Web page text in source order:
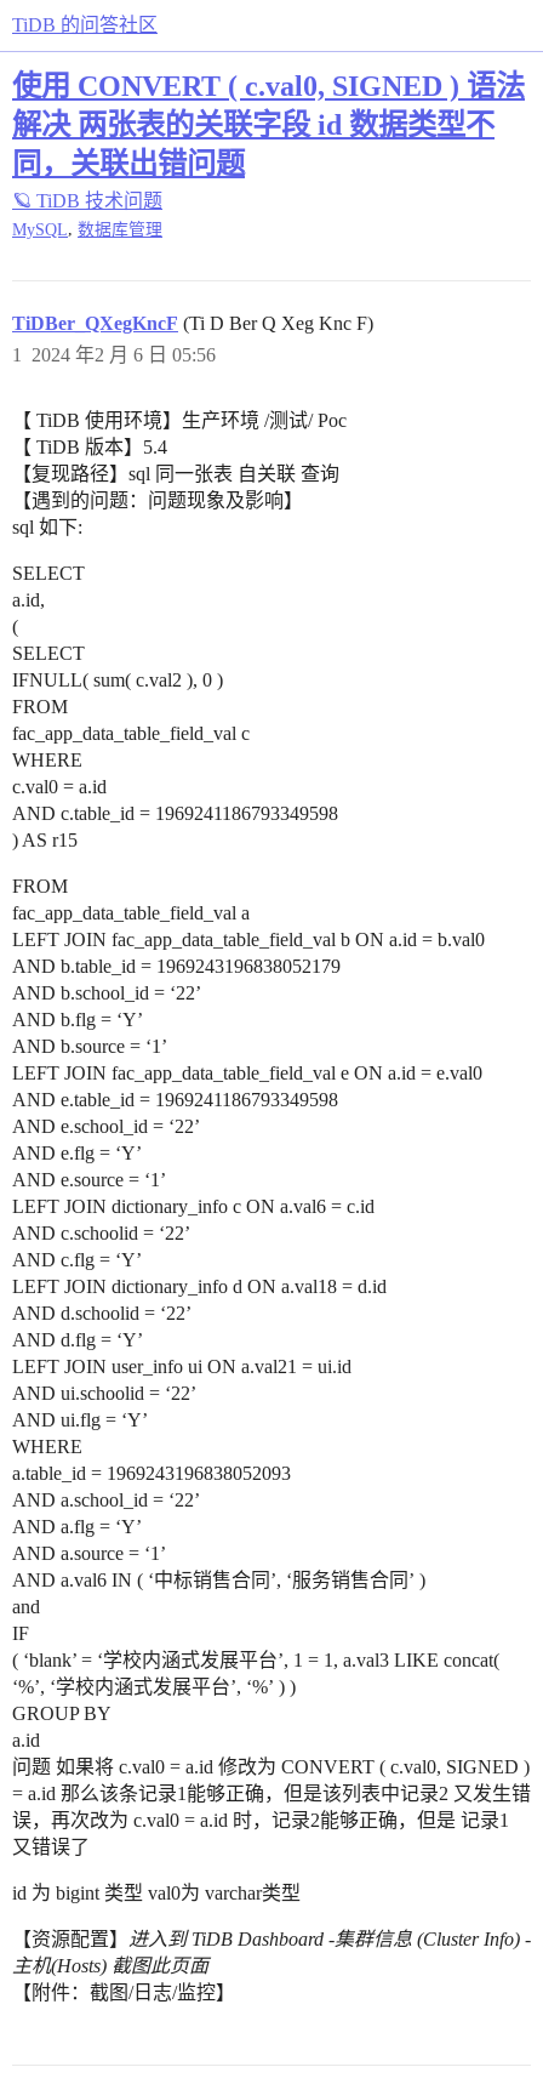
TiDB 的问答社区
使用 CONVERT ( c.val0, SIGNED ) 语法
解决 两张表的关联字段 id 数据类型不
同，关联出错问题
🪐 TiDB 技术问题
MySQL 数据库管理
TiDBer_QXegKncF (Ti D Ber Q Xeg Knc F)
2024 年2 月 6 日 05:56
1
【 TiDB 使用环境】生产环境 /测试/ Poc
【 TiDB 版本】5.4
【复现路径】sql 同一张表 自关联 查询
【遇到的问题：问题现象及影响】
sql 如下:
SELECT
a.id,
(
SELECT
IFNULL( sum( c.val2 ), 0 )
FROM
fac_app_data_table_field_val c
WHERE
c.val0 = a.id
AND c.table_id = 1969241186793349598
) AS r15
FROM
fac_app_data_table_field_val a
LEFT JOIN fac_app_data_table_field_val b ON a.id = b.val0
AND b.table_id = 1969243196838052179
AND b.school_id = ‘22’
AND b.flg = ‘Y’
AND b.source = ‘1’
LEFT JOIN fac_app_data_table_field_val e ON a.id = e.val0
AND e.table_id = 1969241186793349598
AND e.school_id = ‘22’
AND e.flg = ‘Y’
AND e.source = ‘1’
LEFT JOIN dictionary_info c ON a.val6 = c.id
AND c.schoolid = ‘22’
AND c.flg = ‘Y’
LEFT JOIN dictionary_info d ON a.val18 = d.id
AND d.schoolid = ‘22’
AND d.flg = ‘Y’
LEFT JOIN user_info ui ON a.val21 = ui.id
AND ui.schoolid = ‘22’
AND ui.flg = ‘Y’
WHERE
a.table_id = 1969243196838052093
AND a.school_id = ‘22’
AND a.flg = ‘Y’
AND a.source = ‘1’
AND a.val6 IN ( ‘中标销售合同’, ‘服务销售合同’ )
and
IF
( ‘blank’ = ‘学校内涵式发展平台’, 1 = 1, a.val3 LIKE concat(
‘%’, ‘学校内涵式发展平台’, ‘%’ ) )
GROUP BY
a.id
问题 如果将 c.val0 = a.id 修改为 CONVERT ( c.val0, SIGNED )
= a.id 那么该条记录1能够正确，但是该列表中记录2 又发生错
误，再次改为 c.val0 = a.id 时，记录2能够正确，但是 记录1
又错误了
id 为 bigint 类型 val0为 varchar类型
【资源配置】
进入到 TiDB Dashboard -集群信息 (Cluster Info) -
主机(Hosts) 截图此页面
【附件：截图/日志/监控】